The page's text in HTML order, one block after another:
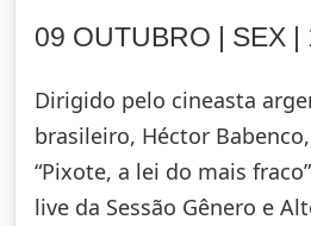
09 OUTUBRO | SEX |
Dirigido pelo cineasta
brasileiro, Héctor
“Pixote, a lei do mais
live da Sessão Gênero e